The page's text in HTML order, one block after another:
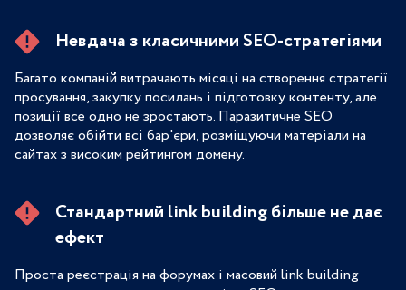
Невдача з класичними SEO-стратегіями
Багато компаній витрачають місяці на створення стратегії
просування, закупку посилань і підготовку контенту, але
позиції все одно не зростають. Паразитичне SEO
дозволяє обійти всі бар'єри, розміщуючи матеріали на
сайтах з високим рейтингом домену.
Стандартний link building більше не дає
ефект
Проста реєстрація на форумах і масовий link building